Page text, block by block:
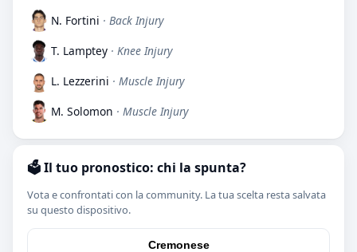
N. Fortini · Back Injury
T. Lamptey · Knee Injury
L. Lezzerini · Muscle Injury
M. Solomon · Muscle Injury
🗳️ Il tuo pronostico: chi la spunta?
Vota e confrontati con la community. La tua scelta resta salvata
su questo dispositivo.
Cremonese